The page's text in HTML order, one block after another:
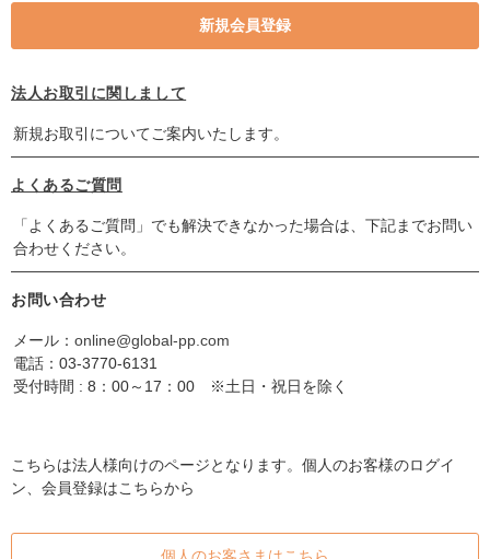
法人お取引に関しまして
新規お取引についてご案内いたします。
よくあるご質問
「よくあるご質問」でも解決できなかった場合は、下記までお問い
合わせください。
お問い合わせ
メール： online@global-pp.com
電話： 03-3770-6131
受付時間 : 8：00～17：00 ※土日・祝日を除く
こちらは法人様向けのページとなります。個人のお客様のログイ
ン、会員登録はこちらから